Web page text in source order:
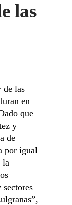
las
de las
en
que
y
de
por igual
la